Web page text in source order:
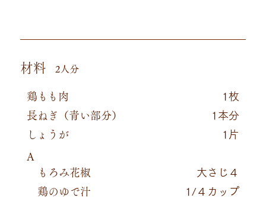
材料 2人分
鶏もも肉 1枚
長ねぎ（青い部分） 1本分
しょうが 1片
A
もろみ花椒
大さじ４
鶏のゆで汁 1/４カップ